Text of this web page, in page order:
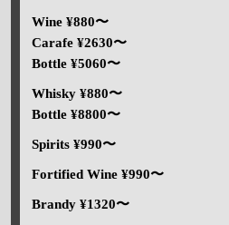
Wine ¥880〜
Carafe ¥2630〜
Bottle ¥5060〜
Whisky ¥880〜
Bottle ¥8800〜
Spirits ¥990〜
Fortified Wine ¥990〜
Brandy ¥1320〜